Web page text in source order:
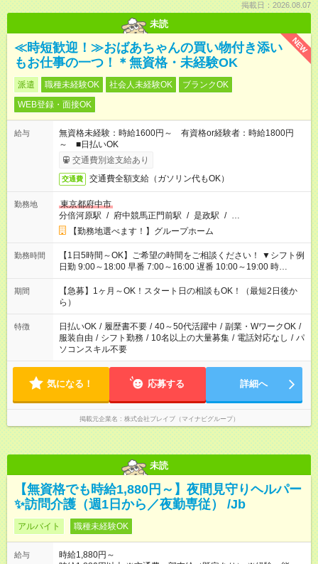
掲載日：2026.08.07
未読
NEW
≪時短歓迎！≫おばあちゃんの買い物付き添い
もお仕事の一つ！＊無資格・未経験OK
派遣 職種未経験OK 社会人未経験OK
ブランクOK
WEB登録・面接OK
給与
無資格未経験：時給1600円～ 有資格or経験者：時給1800円
～ ■日払いOK
交通費別途支給あり
交通費 交通費全額支給（ガソリン代もOK）
勤務地
東京都府中市
分倍河原駅 / 府中競馬正門前駅 / 是政駅 / …
【勤務地選べます！】グループホーム
勤務時間
【1日5時間～OK】ご希望の時間をご相談ください！ ▼シフト例
日勤 9:00～18:00 早番 7:00～16:00 遅番 10:00～19:00 時
短 10:00～15:00 上記はあくまで一例です。 「夕方までには帰宅
しておきたい」 「朝はゆっくりのスタートがいい」 「お昼の時
間を有効に使いたい」 など、ご希望があれば教えてください
ね。
期間
【急募】1ヶ月～OK！スタート日の相談もOK！（最短2日後か
ら）
特徴 日払いOK / 履歴書不要 / 40～50代活躍中 / 副業・WワークOK /
服装自由 / シフト勤務 / 10名以上の大量募集 / 電話対応なし / パ
ソコンスキル不要
気になる！ 応募する 詳細へ
掲載元企業名 株式会社ブレイブ（マイナビグループ）
未読
【無資格でも時給1,880円～】夜間見守りヘルパー
✨訪問介護（週1日から／夜勤専従） /Jb
アルバイト 職種未経験OK
給与
時給1,880円～